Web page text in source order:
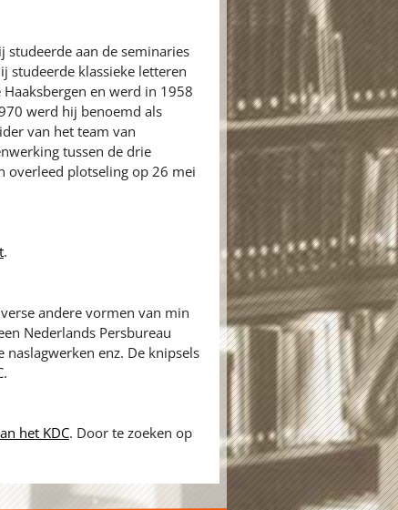
studeerde aan de seminaries
studeerde klassieke letteren
en werd in 1958
werd hij benoemd als
van het team van
tussen de drie
overleed plotseling op 26 mei
.
andere vormen van min
Nederlands Persbureau
enz. De knipsels
het KDC. Door te zoeken op